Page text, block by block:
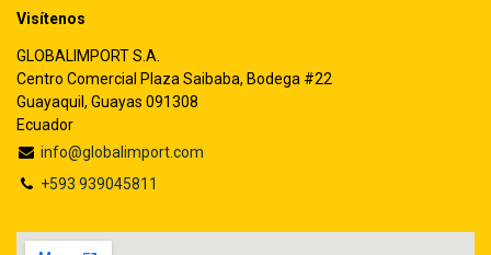
Visítenos
GLOBALIMPORT S.A.
Centro Comercial Plaza Saibaba, Bodega #22
Guayaquil, Guayas 091308
Ecuador
info@globalimport.com
+593 939045811